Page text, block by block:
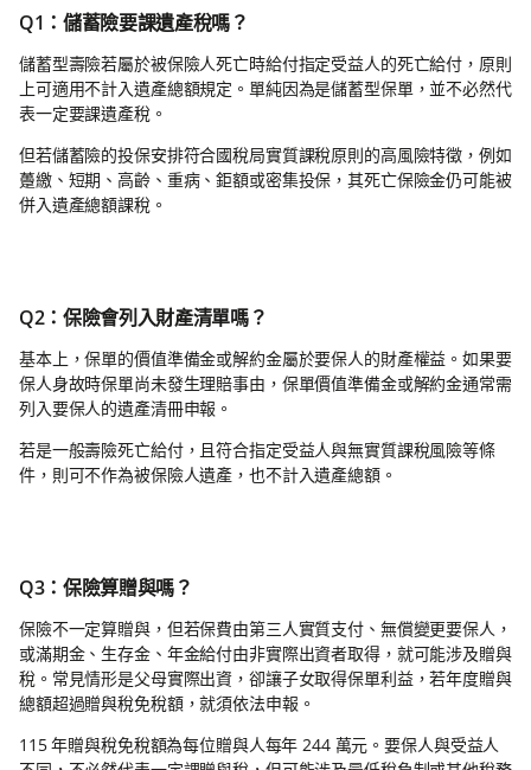
Q1：儲蓄險要課遺產稅嗎？
儲蓄型壽險若屬於被保險人死亡時給付指定受益人的死亡給付，原則
上可適用不計入遺產總額規定。單純因為是儲蓄型保單，並不必然代
表一定要課遺產稅。
但若儲蓄險的投保安排符合國稅局實質課稅原則的高風險特徵，例如
躉繳、短期、高齡、重病、鉅額或密集投保，其死亡保險金仍可能被
併入遺產總額課稅。
Q2：保險會列入財產清單嗎？
基本上，保單的價值準備金或解約金屬於要保人的財產權益。如果要
保人身故時保單尚未發生理賠事由，保單價值準備金或解約金通常需
列入要保人的遺產清冊申報。
若是一般壽險死亡給付，且符合指定受益人與無實質課稅風險等條
件，則可不作為被保險人遺產，也不計入遺產總額。
Q3：保險算贈與嗎？
保險不一定算贈與，但若保費由第三人實質支付、無償變更要保人，
或滿期金、生存金、年金給付由非實際出資者取得，就可能涉及贈與
稅。常見情形是父母實際出資，卻讓子女取得保單利益，若年度贈與
總額超過贈與稅免稅額，就須依法申報。
115 年贈與稅免稅額為每位贈與人每年 244 萬元。要保人與受益人